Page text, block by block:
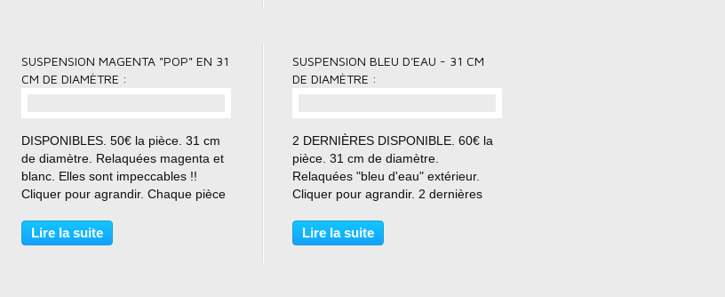
SUSPENSION MAGENTA "POP" EN 31
CM DE DIAMÈTRE :
DISPONIBLES. 50€ la pièce. 31 cm
de diamètre. Relaquées magenta et
blanc. Elles sont impeccables !!
Cliquer pour agrandir. Chaque pièce
douille E27 (douille à vis neuve
standard) + triangle de suspension. “
Lire la suite
SUSPENSION BLEU D'EAU - 31 CM
DE DIAMÈTRE :
2 DERNIÈRES DISPONIBLE. 60€ la
pièce. 31 cm de diamètre.
Relaquées "bleu d'eau" extérieur.
Cliquer pour agrandir. 2 dernières
livrée avec son montage pour douille
E27 (douille à vis neuve standard) +
Lire la suite